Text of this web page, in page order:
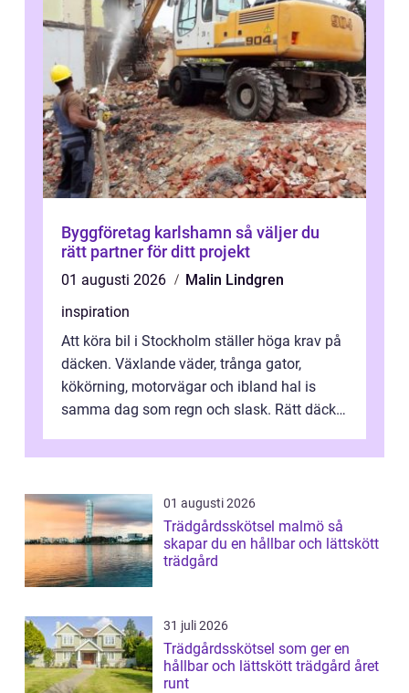
Byggföretag karlshamn så väljer du
rätt partner för ditt projekt
01 augusti 2026
Malin Lindgren
inspiration
Att köra bil i Stockholm ställer höga krav på
däcken. Växlande väder, trånga gator,
kökörning, motorvägar och ibland hal is
samma dag som regn och slask. Rätt däck
01 augusti 2026
Trädgårdsskötsel malmö så
skapar du en hållbar och lättskött
trädgård
31 juli 2026
Trädgårdsskötsel som ger en
hållbar och lättskött trädgård året
runt